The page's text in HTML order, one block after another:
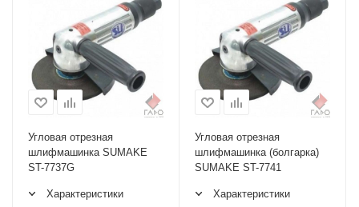
Угловая отрезная
шлифмашинка SUMAKE
ST-7737G
Характеристики
Угловая отрезная
шлифмашинка (болгарка)
SUMAKE ST-7741
Характеристики